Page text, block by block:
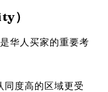
）
华人买家的重要考
同度高的区域更受